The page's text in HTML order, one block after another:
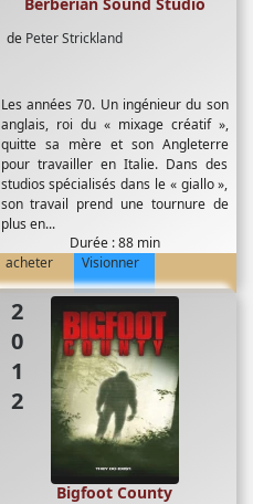
de Peter Strickland
Les années 70. Un ingénieur du son
anglais, roi du « mixage créatif »,
quitte sa mère et son Angleterre
pour travailler en Italie. Dans des
studios spécialisés dans le « giallo »,
son travail prend une tournure de
plus en...
Durée : 88 min
acheter
Visionner
2012
Bigfoot County